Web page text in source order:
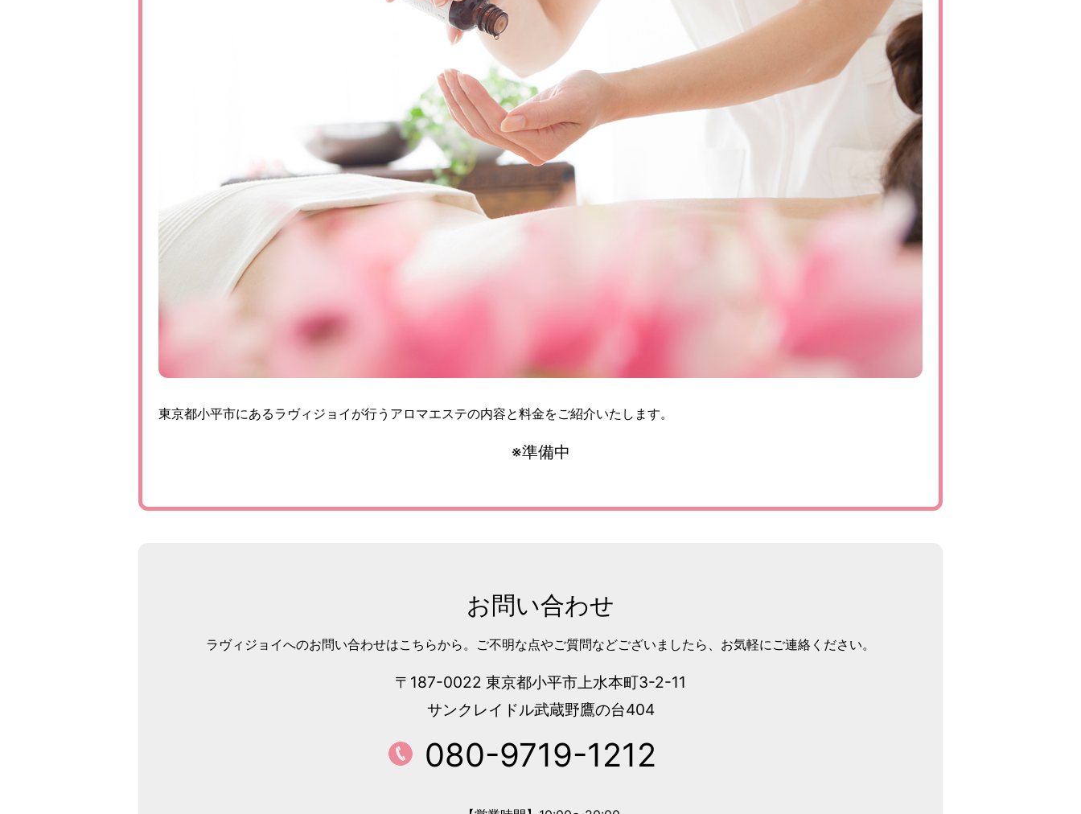
東京都小平市にあるラヴィジョイが行うアロマエステの内容と料金をご紹介いたします。
※準備中
お問い合わせ
ラヴィジョイへのお問い合わせはこちらから。ご不明な点やご質問などございましたら、お気軽にご連絡ください。
〒187-0022 東京都小平市上水本町3-2-11
サンクレイドル武蔵野鷹の台404
080-9719-1212